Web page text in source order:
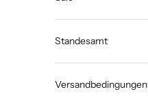
Standesamt
Versandbedingungen